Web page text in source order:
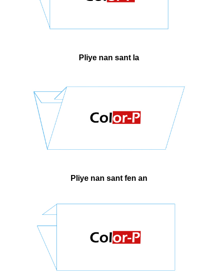
Pliye nan sant la
Pliye nan sant fen an